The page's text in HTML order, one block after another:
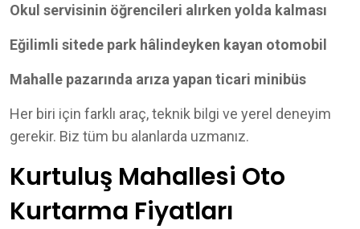
Okul servisinin öğrencileri alırken yolda kalması
Eğilimli sitede park hâlindeyken kayan otomobil
Mahalle pazarında arıza yapan ticari minibüs
Her biri için farklı araç, teknik bilgi ve yerel deneyim
gerekir. Biz tüm bu alanlarda uzmanız.
Kurtuluş Mahallesi Oto
Kurtarma Fiyatları